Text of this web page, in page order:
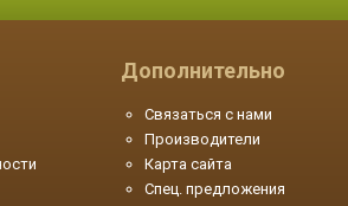
Дополнительно
Связаться с нами
Производители
Карта сайта
Спец. предложения